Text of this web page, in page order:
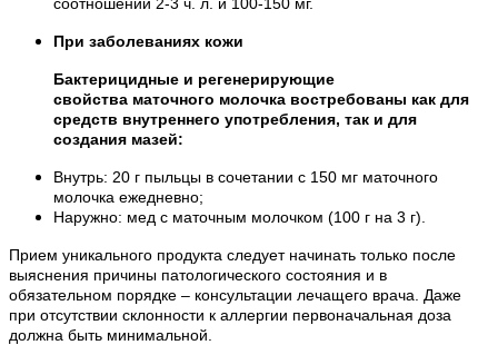
При заболеваниях кожи
Бактерицидные и регенерирующие
свойства маточного молочка востребованы как для
средств внутреннего употребления, так и для
создания мазей:
Внутрь: 20 г пыльцы в сочетании с 150 мг маточного
молочка ежедневно;
Наружно: мед с маточным молочком (100 г на 3 г).
Прием уникального продукта следует начинать только после
выяснения причины патологического состояния и в
обязательном порядке – консультации лечащего врача. Даже
при отсутствии склонности к аллергии первоначальная доза
должна быть минимальной.